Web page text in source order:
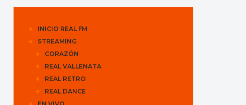
INICIO REAL FM
STREAMING
CORAZÓN
REAL VALLENATA
REAL RETRO
REAL DANCE